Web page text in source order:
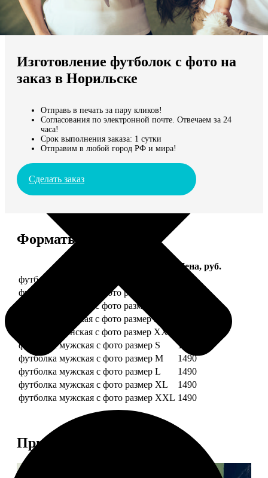
Мы доставляем по всему миру
Продолжить без города
Изготовление футболок с фото на
заказ в Норильске
Отправь в печать за пару кликов!
Согласования по электронной почте. Отвечаем за 24
часа!
Срок выполнения заказа: 1 сутки
Отправим в любой город РФ и мира!
Сделать заказ
Форматы и цены
Цена, руб.
футболка женская с фото размер S
1490
футболка женская с фото размер M
футболка женская с фото размер L
футболка женская с фото размер XL
футболка женская с фото размер XXL
футболка мужская с фото размер S
1490
футболка мужская с фото размер M
1490
футболка мужская с фото размер L
1490
футболка мужская с фото размер XL
1490
футболка мужская с фото размер XXL 1490
Примеры работ